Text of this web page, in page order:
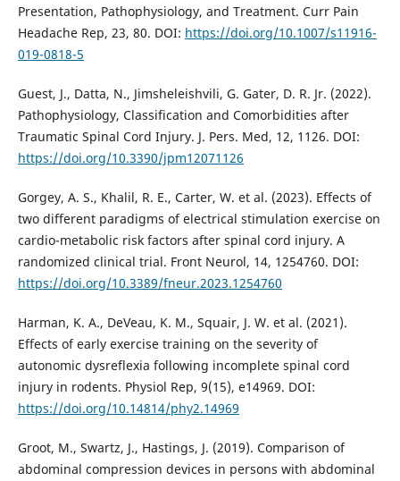
Presentation, Pathophysiology, and Treatment. Curr Pain
Headache Rep, 23, 80. DOI: https://doi.org/10.1007/s11916-
019-0818-5
Guest, J., Datta, N., Jimsheleishvili, G. Gater, D. R. Jr. (2022).
Pathophysiology, Classification and Comorbidities after
Traumatic Spinal Cord Injury. J. Pers. Med, 12, 1126. DOI:
https://doi.org/10.3390/jpm12071126
Gorgey, A. S., Khalil, R. E., Carter, W. et al. (2023). Effects of
two different paradigms of electrical stimulation exercise on
cardio-metabolic risk factors after spinal cord injury. A
randomized clinical trial. Front Neurol, 14, 1254760. DOI:
https://doi.org/10.3389/fneur.2023.1254760
Harman, K. A., DeVeau, K. M., Squair, J. W. et al. (2021).
Effects of early exercise training on the severity of
autonomic dysreflexia following incomplete spinal cord
injury in rodents. Physiol Rep, 9(15), e14969. DOI:
https://doi.org/10.14814/phy2.14969
Groot, M., Swartz, J., Hastings, J. (2019). Comparison of
abdominal compression devices in persons with abdominal